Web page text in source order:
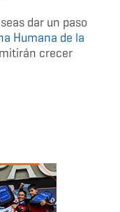
dar un paso
Humana de la
crecer